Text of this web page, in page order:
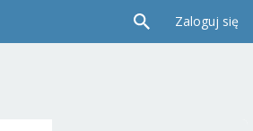
Zaloguj się